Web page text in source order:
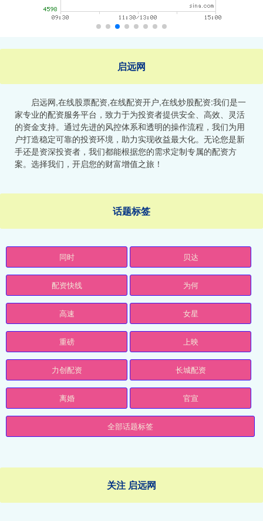
启远网
启远网,在线股票配资,在线配资开户,在线炒股配资:我们是一
家专业的配资服务平台，致力于为投资者提供安全、高效、灵活
的资金支持。通过先进的风控体系和透明的操作流程，我们为用
户打造稳定可靠的投资环境，助力实现收益最大化。无论您是新
手还是资深投资者，我们都能根据您的需求定制专属的配资方
案。选择我们，开启您的财富增值之旅！
话题标签
同时 贝达
配资快线 为何
高速 女星
重磅 上映
力创配资 长城配资
离婚 官宣
全部话题标签
关注 启远网